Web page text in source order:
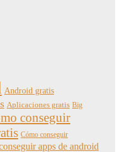
Android gratis
Aplicaciones gratis Big
conseguir
Cómo conseguir
apps de android